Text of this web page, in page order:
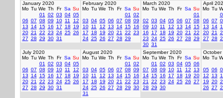
January 2020
Mo Tu We Th Fr Sa Su
01
02 03 04 05
06 07 08 09 10 11
12
13
14 15 16 17 18
19
20 21 22 23 24 25 26
27 28 29 30 31
February 2020
Mo Tu We Th Fr Sa Su
01
02
03 04 05 06 07 08 09
10 11 12 13 14 15 16
17
18 19 20 21 22 23
24 25 26 27 28 29
March 2020
Mo Tu We Th Fr Sa Su
01
02 03 04 05 06 07 08
09
10 11 12 13 14 15
16
17 18 19 20 21
22
23 24 25 26 27 28 29
30 31
April
Mo Tu
06 07
13
14
20 21
27 28
July 2020
Mo Tu We Th Fr Sa Su
01
02 03 04 05
06 07 08 09 10 11
12
13
14 15 16 17 18
19
20 21 22 23 24 25 26
27 28 29 30 31
August 2020
Mo Tu We Th Fr Sa Su
01
02
03 04 05 06 07 08 09
10 11 12 13 14 15 16
17
18 19 20 21 22 23
24 25 26 27 28 29 30
31
September 2020
Mo Tu We Th Fr Sa Su
01
02 03 04 05 06
07 08 09 10 11 12
13
14 15 16 17 18 19 20
21
22 23 24 25 26 27
28 29 30
October
Mo Tu
05 06
12
13
19 20
26 27